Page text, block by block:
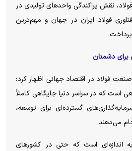
نقش پراکندگی واحد‌های تولیدی در
فولاد ایران در جهان و مهم‌ترین
دشمنان
فولاد در اقتصاد جهانی اظهار کرد:
است که در سراسر دنیا جایگاهی کاملاً
گسترده‌ای برای توسعه،
می‌دهند.
اندازه‌ای است که حتی در کشور‌های